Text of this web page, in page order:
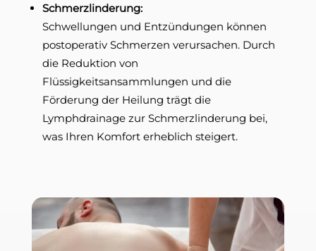
Schmerzlinderung:
Schwellungen und Entzündungen können
postoperativ Schmerzen verursachen. Durch
die Reduktion von
Flüssigkeitsansammlungen und die
Förderung der Heilung trägt die
Lymphdrainage zur Schmerzlinderung bei,
was Ihren Komfort erheblich steigert.